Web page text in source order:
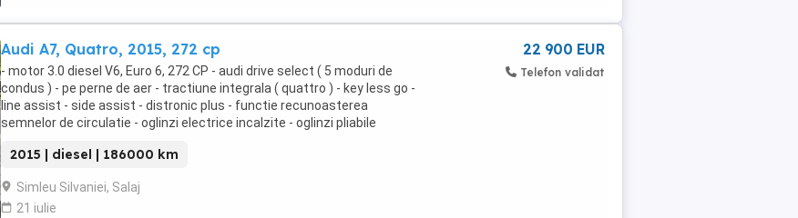
Audi A7, Quatro, 2015, 272 cp
- motor 3.0 diesel V6, Euro 6, 272 CP - audi drive select ( 5 moduri de
condus ) - pe perne de aer - tractiune integrala ( quattro ) - key less go -
line assist - side assist - distronic plus - functie recunoasterea
semnelor de circulatie - oglinzi electrice incalzite - oglinzi pliabile
2015 | diesel | 186000 km
Simleu Silvaniei, Salaj
21 iulie
22 900 EUR
Telefon validat